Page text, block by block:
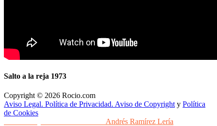
Salto a la reja 1973
Copyright © 2026 Rocio.com
Aviso Legal. Política de Privacidad. Aviso de Copyright y Política
de Cookies
Andrés Ramírez Lería